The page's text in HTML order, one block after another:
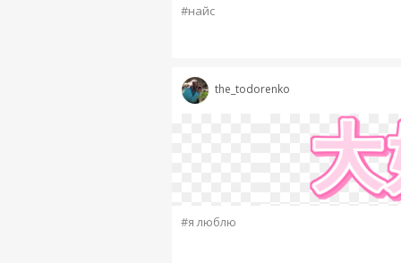
#найс
the_todorenko
#я люблю